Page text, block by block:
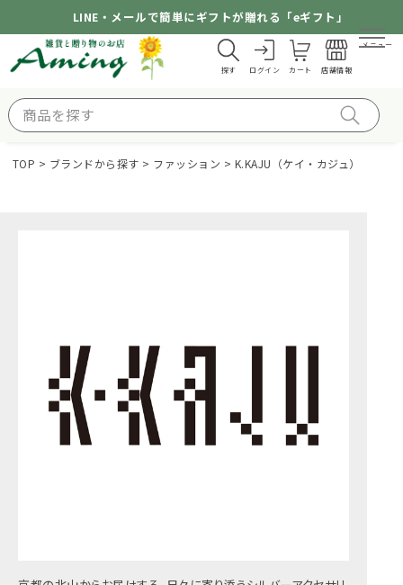
LINE・メールで簡単にギフトが贈れる「eギフト」
探す ログイン カート 店舗情報
メニュー
TOP ブランドから探す ファッション K.KAJU（ケイ・カジュ）